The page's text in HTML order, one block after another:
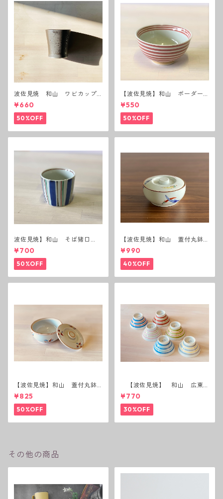
波佐見焼 和山 ワビカップ
黒錆 3種(アウトレット）
¥660
50%OFF
【波佐見焼】和山 ボーダー
茶碗 赤
¥550
50%OFF
波佐見焼】和山 そば猪口
（十草）
¥700
50%OFF
【波佐見焼】和山 蓋付丸鉢
(唐辛子)
¥990
40%OFF
【波佐見焼】和山 蓋付丸鉢
(花絵)
¥825
50%OFF
【波佐見焼】 和山 広東
碗 二色ボーダー 全6パター
ン
¥770
30%OFF
その他の商品